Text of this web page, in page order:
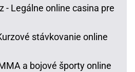
- Legálne online casina pre
stávkovanie online
a bojové športy online